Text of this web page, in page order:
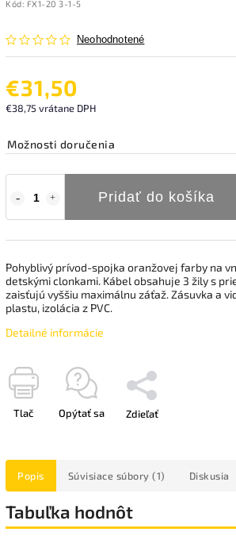
Kód: FX1-20 3-1-5
Neohodnotené
€31,50
€38,75 vrátane DPH
Možnosti doručenia
Pridať do košíka
Pohyblivý prívod-spojka oranžovej farby na
detskými clonkami. Kábel obsahuje 3 žily s
zaisťujú vyššiu maximálnu záťaž. Zásuvka a
plastu, izolácia z PVC.
Detailné informácie
Tlač Opýtať sa Zdieľať
Popis Súvisiace súbory (1) Diskusia
Tabuľka hodnôt